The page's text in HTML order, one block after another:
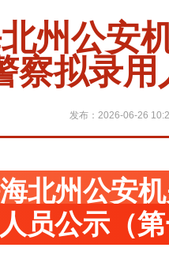
州公安
察拟录
发布：2026-06-26
北州公安
员公示（